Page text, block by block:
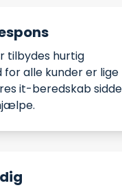
tilbydes hurtig
for alle kunder er lige
it-beredskab